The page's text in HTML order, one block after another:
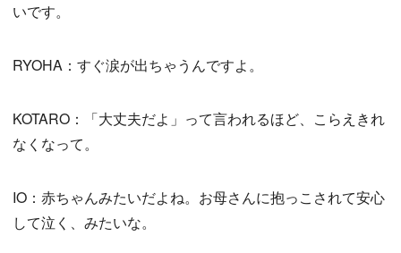
いです。
RYOHA：すぐ涙が出ちゃうんですよ。
KOTARO：「大丈夫だよ」って言われるほど、こらえきれ
なくなって。
IO：赤ちゃんみたいだよね。お母さんに抱っこされて安心
して泣く、みたいな。